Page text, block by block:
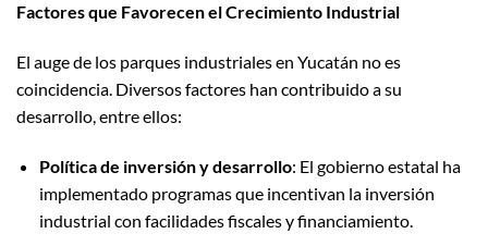
Factores que Favorecen el Crecimiento Industrial
El auge de los parques industriales en Yucatán no es
coincidencia. Diversos factores han contribuido a su
desarrollo, entre ellos:
Política de inversión y desarrollo: El gobierno estatal ha
implementado programas que incentivan la inversión
industrial con facilidades fiscales y financiamiento.